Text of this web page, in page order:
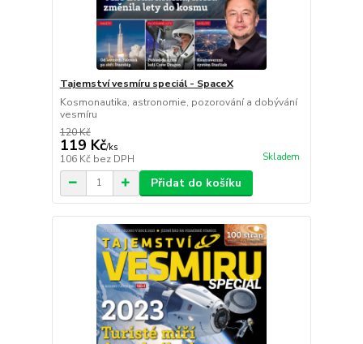
Tajemství vesmíru speciál - SpaceX
Kosmonautika, astronomie, pozorování a dobývání
vesmíru
120 Kč
119 Kč/ks
106 Kč bez DPH Skladem
Přidat do košíku